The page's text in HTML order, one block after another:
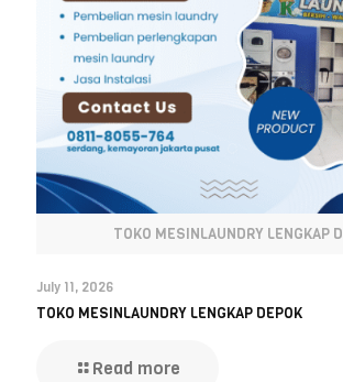
TOKO MESINLAUNDRY LENGKAP
July 11, 2026
TOKO MESINLAUNDRY LENGKAP DEPOK
Read more